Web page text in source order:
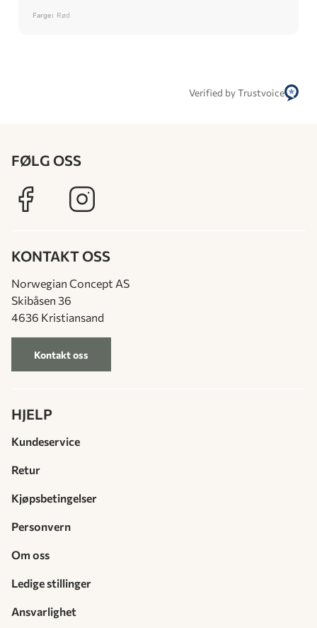
Farge: Rød
Verified by Trustvoice
FØLG OSS
KONTAKT OSS
Norwegian Concept AS
Skibåsen 36
4636 Kristiansand
Kontakt oss
HJELP
Kundeservice
Retur
Kjøpsbetingelser
Personvern
Om oss
Ledige stillinger
Ansvarlighet